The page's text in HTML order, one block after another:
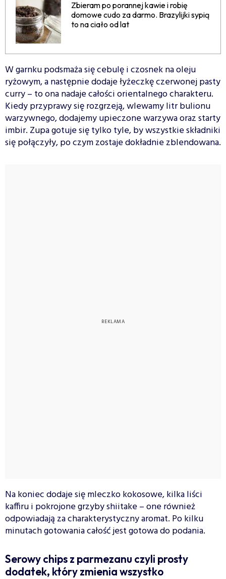
Zbieram po porannej kawie i robię
domowe cudo za darmo. Brazylijki sypią
to na ciało od lat
W garnku podsmaża się cebulę i czosnek na oleju
ryżowym, a następnie dodaje łyżeczkę czerwonej pasty
curry – to ona nadaje całości orientalnego charakteru.
Kiedy przyprawy się rozgrzeją, wlewamy litr bulionu
warzywnego, dodajemy upieczone warzywa oraz starty
imbir. Zupa gotuje się tylko tyle, by wszystkie składniki
się połączyły, po czym zostaje dokładnie zblendowana.
Na koniec dodaje się mleczko kokosowe, kilka liści
kaffiru i pokrojone grzyby shiitake – one również
odpowiadają za charakterystyczny aromat. Po kilku
minutach gotowania całość jest gotowa do podania.
Serowy chips z parmezanu czyli prosty
dodatek, który zmienia wszystko